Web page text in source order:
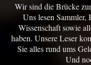
Wir sind die Brücke
Uns lesen Sammler,
Wissenschaft sowie
haben. Unsere Leser
Sie alles rund ums
Und